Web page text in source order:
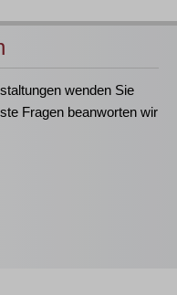
wenden Sie
Fragen beanworten wir